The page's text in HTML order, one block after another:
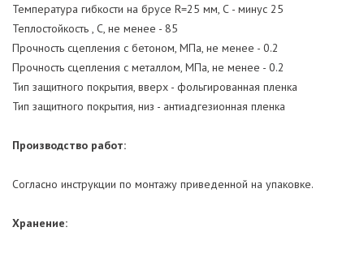
Температура гибкости на брусе R=25 мм, С - минус 25
Теплостойкость , С, не менее - 85
Прочность сцепления с бетоном, МПа, не менее - 0.2
Прочность сцепления с металлом, МПа, не менее - 0.2
Тип защитного покрытия, вверх - фольгированная пленка
Тип защитного покрытия, низ - антиадгезионная пленка
Производство работ:
Согласно инструкции по монтажу приведенной на упаковке.
Хранение: